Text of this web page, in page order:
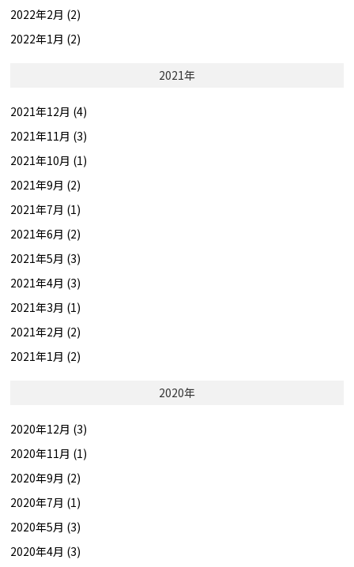
2022年2月 (2)
2022年1月 (2)
2021年
2021年12月 (4)
2021年11月 (3)
2021年10月 (1)
2021年9月 (2)
2021年7月 (1)
2021年6月 (2)
2021年5月 (3)
2021年4月 (3)
2021年3月 (1)
2021年2月 (2)
2021年1月 (2)
2020年
2020年12月 (3)
2020年11月 (1)
2020年9月 (2)
2020年7月 (1)
2020年5月 (3)
2020年4月 (3)